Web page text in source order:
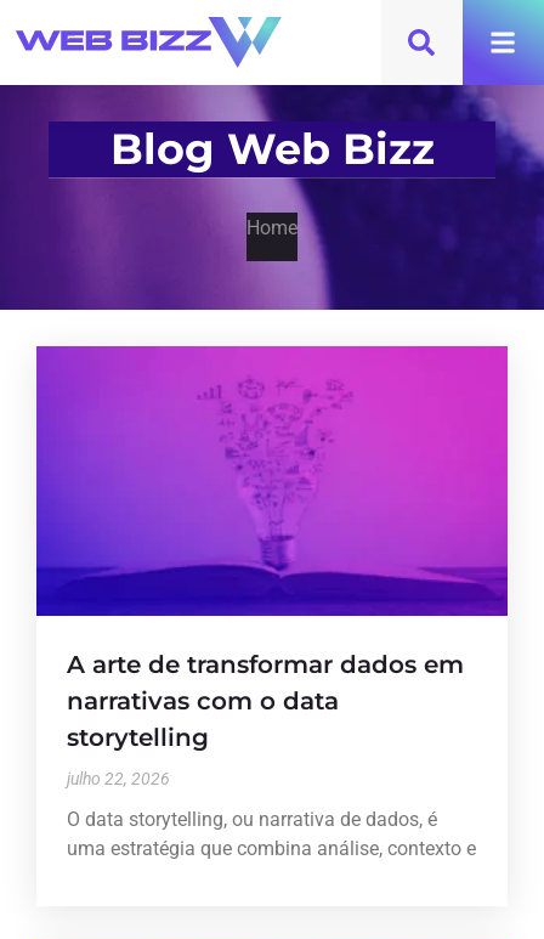
Blog Web Bizz
Home
A arte de transformar dados em
narrativas com o data
storytelling
julho 22, 2026
O data storytelling, ou narrativa de dados, é
uma estratégia que combina análise, contexto e